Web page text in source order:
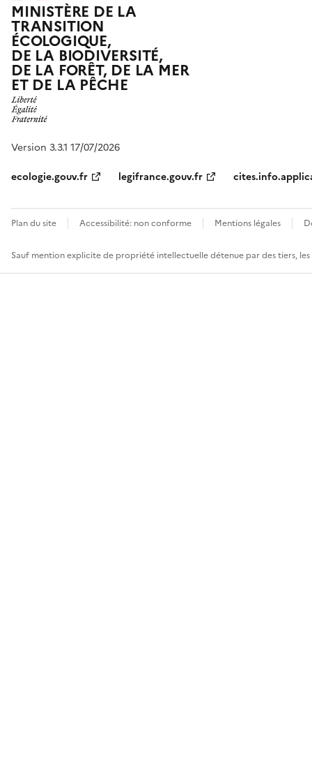
MINISTÈRE DE LA
TRANSITION
ÉCOLOGIQUE,
DE LA BIODIVERSITÉ,
DE LA FORÊT, DE LA MER
ET DE LA PÊCHE
Version 3.3.1 17/07/2026
ecologie.gouv.fr
legifrance.gouv.fr
Plan du site Accessibilité: non conforme Mentions légales
Sauf mention explicite de propriété intellectuelle détenue par des tiers,